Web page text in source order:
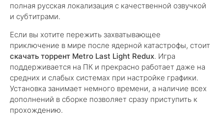
полная русская локализация с качественной озвучкой
и субтитрами.
Если вы хотите пережить захватывающее
приключение в мире после ядерной катастрофы, стоит
скачать торрент Metro Last Light Redux. Игра
поддерживается на ПК и прекрасно работает даже на
средних и слабых системах при настройке графики.
Установка занимает немного времени, а наличие всех
дополнений в сборке позволяет сразу приступить к
прохождению.